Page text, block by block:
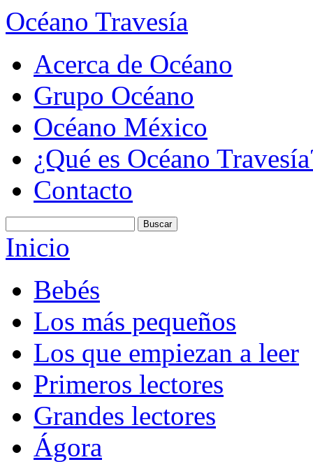
Océano Travesía
Acerca de Océano
Grupo Océano
Océano México
¿Qué es Océano
Contacto
Inicio
Bebés
Los más pequeños
Los que empiezan a leer
Primeros lectores
Grandes lectores
Ágora